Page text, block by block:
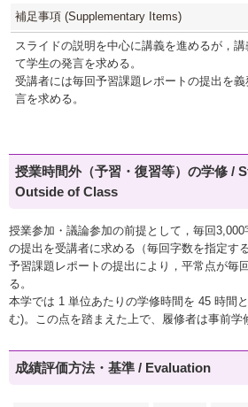
補足事項 (Supplementary Items)
スライドの説明を中心に講義を進めるが，
て学生の発言を求める。
受講者には毎回予習課題レポートの提出を
言を求める。
授業時間外（予習・復習等）の学修 /
Outside of Class
授業参加・議論参加の前提として，毎回
の提出を受講者に求める（毎回字数を指定する
予習課題レポートの提出により，平常点が毎
る。
本学では 1 単位あたりの学修時間を 45 時間
む)。この点を踏まえた上で、履修者は事前学
成績評価方法・基準 / Evaluation